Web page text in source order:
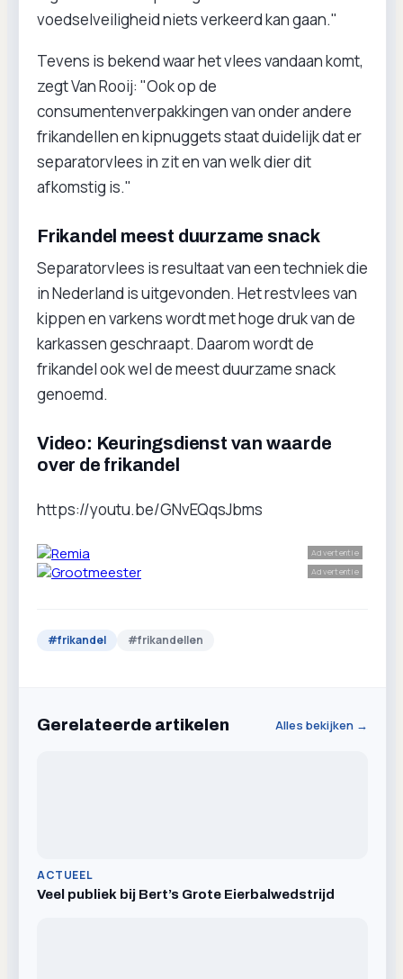
voedselveiligheid niets verkeerd kan gaan."
Tevens is bekend waar het vlees vandaan komt,
zegt Van Rooij: "Ook op de
consumentenverpakkingen van onder andere
frikandellen en kipnuggets staat duidelijk dat er
separatorvlees in zit en van welk dier dit
afkomstig is."
Frikandel meest duurzame snack
Separatorvlees is resultaat van een techniek die
in Nederland is uitgevonden. Het restvlees van
kippen en varkens wordt met hoge druk van de
karkassen geschraapt. Daarom wordt de
frikandel ook wel de meest duurzame snack
genoemd.
Video: Keuringsdienst van waarde
over de frikandel
https://youtu.be/GNvEQqsJbms
Advertentie
Advertentie
#frikandel #frikandellen
Gerelateerde artikelen Alles bekijken →
ACTUEEL
Veel publiek bij Bert’s Grote Eierbalwedstrijd